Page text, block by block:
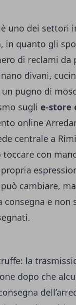
uno dei settori
in quanto gli
di reclami da
divani,
pugno di
sugli e-store
online
centrale a
con
cambiare,
e non
la
dopo che